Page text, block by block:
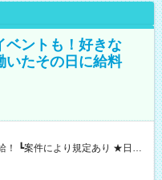
ベントも！好きな
たその日に給料
の日に現金GET♪ お仕事後はコ
！ 【試用期間】試